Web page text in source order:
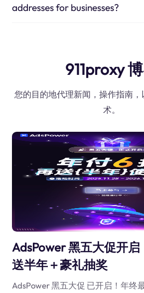
addresses for businesses?
911proxy
您的目的地代理新闻，操作指南
术。
AdsPower 黑五大促开启
送半年＋豪礼抽奖
AdsPower 黑五大促 已开启！年终